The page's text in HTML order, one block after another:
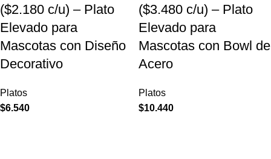
($2.180 c/u) – Plato
Elevado para
Mascotas con Diseño
Decorativo
Platos
$6.540
($3.480 c/u) – Plato
Elevado para
Mascotas con Bowl de
Acero
Platos
$10.440